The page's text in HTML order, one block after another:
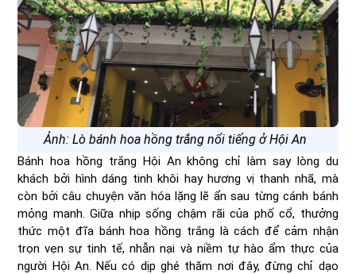
Ảnh: Lò bánh hoa hồng trắng nổi tiếng ở Hội An
Bánh hoa hồng trắng Hội An không chỉ làm say lòng du
khách bởi hình dáng tinh khôi hay hương vị thanh nhã, mà
còn bởi câu chuyện văn hóa lặng lẽ ẩn sau từng cánh bánh
mỏng manh. Giữa nhịp sống chậm rãi của phố cổ, thưởng
thức một đĩa bánh hoa hồng trắng là cách để cảm nhận
trọn vẹn sự tinh tế, nhẫn nại và niềm tự hào ẩm thực của
người Hội An. Nếu có dịp ghé thăm nơi đây, đừng chỉ dạo